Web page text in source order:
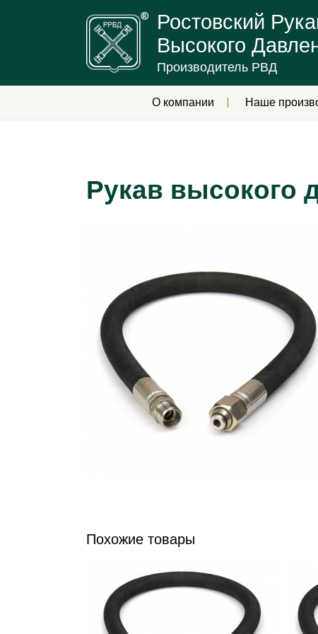
Ростовский
Высокого
Производитель РВД
О компании Наше
Рукав высокого
Похожие товары